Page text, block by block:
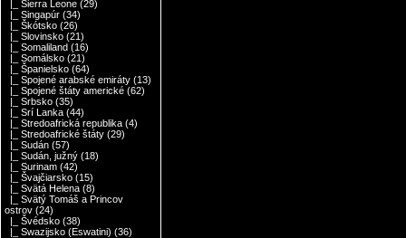
|_ Sierra Leone (29)
|_ Singapúr (34)
|_ Škótsko (26)
|_ Slovinsko (21)
|_ Somaliland (16)
|_ Somálsko (21)
|_ Španielsko (64)
|_ Spojené arabské emiráty (13)
|_ Spojené štáty americké (62)
|_ Srbsko (35)
|_ Srí Lanka (44)
|_ Stredoafrická republika (4)
|_ Stredoafrické štáty (29)
|_ Sudán (57)
|_ Sudán, južný (18)
|_ Surinam (42)
|_ Švajčiarsko (15)
|_ Svätá Helena (8)
|_ Svätý Tomáš a Princov
ostrov (24)
|_ Švédsko (38)
|_ Swazijsko (Eswatini) (36)